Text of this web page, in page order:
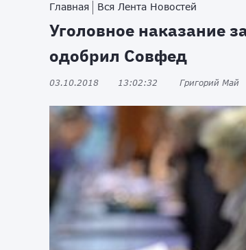
Главная Вся Лента Новостей
Уголовное наказание
одобрил Совфед
03.10.2018 13:02:32 Григорий Май